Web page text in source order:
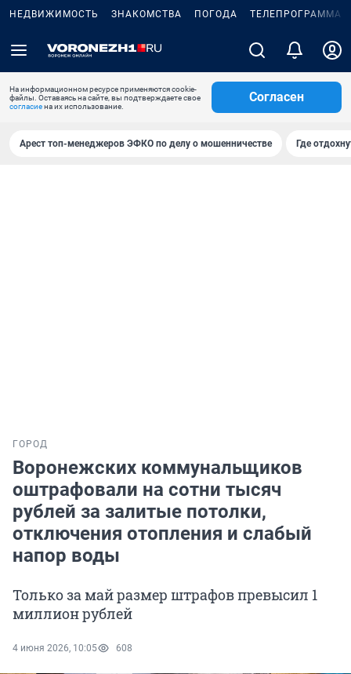
НЕДВИЖИМОСТЬ ЗНАКОМСТВА ПОГОДА ТЕЛЕПРОГРАММА
На информационном ресурсе применяются cookie-
файлы. Оставаясь на сайте, вы подтверждаете свое
согласиена их использование.
Согласен
Арест топ-менеджеров ЭФКО по делу о мошенничестве Где
ГОРОД
Воронежских коммунальщиков
оштрафовали на сотни тысяч
рублей за залитые потолки,
отключения отопления и слабый
напор воды
Только за май размер штрафов превысил 1
миллион рублей
4 июня 2026, 10:05 608